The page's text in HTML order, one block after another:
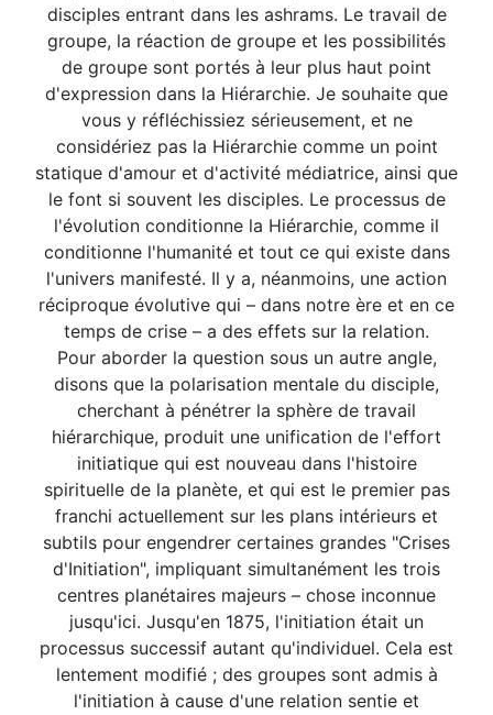
disciples entrant dans les ashrams. Le travail de
groupe, la réaction de groupe et les possibilités
de groupe sont portés à leur plus haut point
d'expression dans la Hiérarchie. Je souhaite que
vous y réfléchissiez sérieusement, et ne
considériez pas la Hiérarchie comme un point
statique d'amour et d'activité médiatrice, ainsi que
le font si souvent les disciples. Le processus de
l'évolution conditionne la Hiérarchie, comme il
conditionne l'humanité et tout ce qui existe dans
l'univers manifesté. Il y a, néanmoins, une action
réciproque évolutive qui – dans notre ère et en ce
temps de crise – a des effets sur la relation.
Pour aborder la question sous un autre angle,
disons que la polarisation mentale du disciple,
cherchant à pénétrer la sphère de travail
hiérarchique, produit une unification de l'effort
initiatique qui est nouveau dans l'histoire
spirituelle de la planète, et qui est le premier pas
franchi actuellement sur les plans intérieurs et
subtils pour engendrer certaines grandes "Crises
d'Initiation", impliquant simultanément les trois
centres planétaires majeurs – chose inconnue
jusqu'ici. Jusqu'en 1875, l'initiation était un
processus successif autant qu'individuel. Cela est
lentement modifié ; des groupes sont admis à
l'initiation à cause d'une relation sentie et